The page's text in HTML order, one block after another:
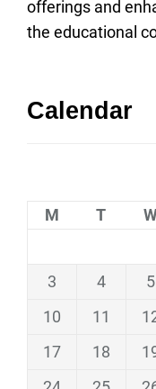
offerings and
the educational
Calendar
M T
3
4 5
10
11
17
18